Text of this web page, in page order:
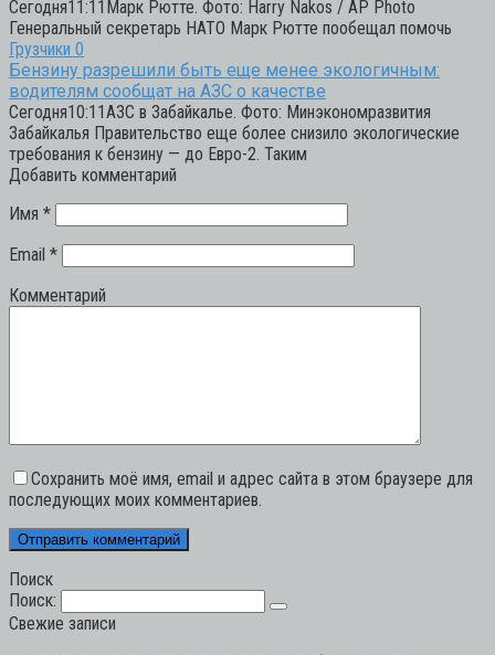
Сегодня11:11Марк Рютте. Фото: Harry Nakos / AP Photo
Генеральный секретарь НАТО Марк Рютте пообещал помочь
Грузчики 0
Бензину разрешили быть еще менее экологичным:
водителям сообщат на АЗС о качестве
Сегодня10:11АЗС в Забайкалье. Фото: Минэкономразвития
Забайкалья Правительство еще более снизило экологические
требования к бензину — до Евро-2. Таким
Добавить комментарий
Имя *
Email *
Комментарий
Сохранить моё имя, email и адрес сайта в этом браузере для
последующих моих комментариев.
Поиск
Поиск:
Свежие записи